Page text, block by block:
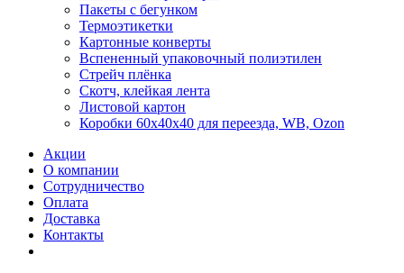
Пакеты с бегунком
Термоэтикетки
Картонные конверты
Вспененный упаковочный полиэтилен
Стрейч плёнка
Скотч, клейкая лента
Листовой картон
Коробки 60х40х40 для переезда, WB, Ozon
Акции
О компании
Сотрудничество
Оплата
Доставка
Контакты